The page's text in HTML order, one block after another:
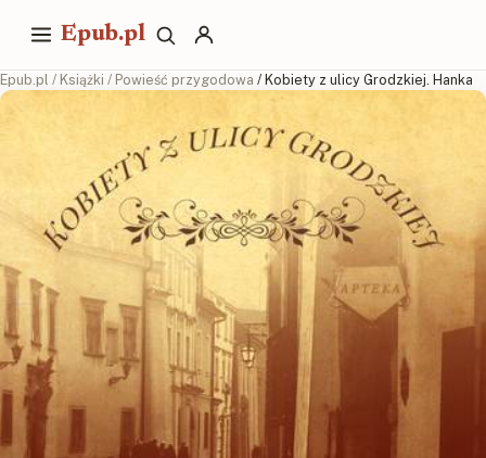
Epub.pl
Epub.pl / Książki / Powieść przygodowa / Kobiety z ulicy Grodzkiej. Hanka